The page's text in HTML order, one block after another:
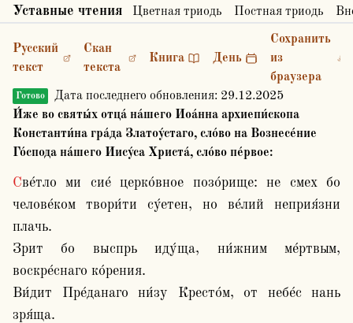
Уставные чтения Цветная триодь Постная триодь
Русский
текст
Скан
текста
Книга День
Сохранить
из
браузера
Готово Дата последнего обновления: 29.12.2025
И́же во святы́х отца́ на́шего Иоа́нна архиепи́скопа
Константи́на гра́да Златоу́стаго, сло́во на Вознесе́ние
Го́спода на́шего Иису́са Христа́, сло́во пе́рвое:
Све́тло ми сие́ церко́вное позо́рище: не смех бо
челове́ком твори́ти су́етен, но ве́лий неприя́зни
плачь.
Зрит бо выспрь иду́ща, ни́жним ме́ртвым,
воскре́снаго ко́рения.
Ви́дит Пре́данаго ни́зу Кресто́м, от небе́с нань
зря́ща.